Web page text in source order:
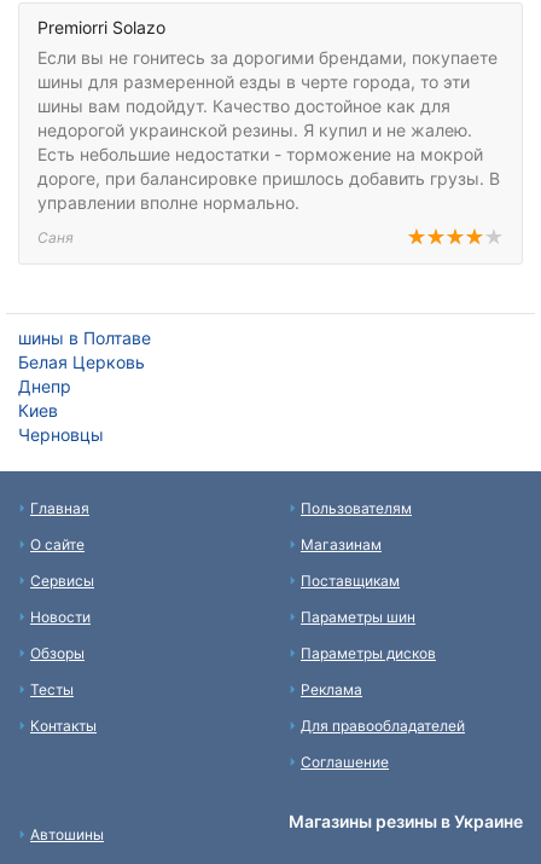
Premiorri Solazo
Если вы не гонитесь за дорогими брендами, покупаете
шины для размеренной езды в черте города, то эти
шины вам подойдут. Качество достойное как для
недорогой украинской резины. Я купил и не жалею.
Есть небольшие недостатки - торможение на мокрой
дороге, при балансировке пришлось добавить грузы. В
управлении вполне нормально.
Саня
шины в Полтаве
Белая Церковь
Днепр
Киев
Черновцы
Главная
О сайте
Сервисы
Новости
Обзоры
Тесты
Контакты
Пользователям
Магазинам
Поставщикам
Параметры шин
Параметры дисков
Реклама
Для правообладателей
Соглашение
Автошины
Магазины резины в Украине